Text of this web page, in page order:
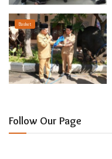
Basket
Follow Our Page